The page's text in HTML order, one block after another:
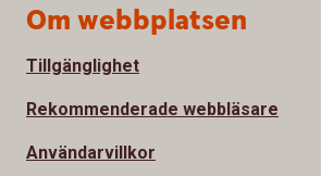
Om webbplatsen
Tillgänglighet
Rekommenderade webbläsare
Användarvillkor